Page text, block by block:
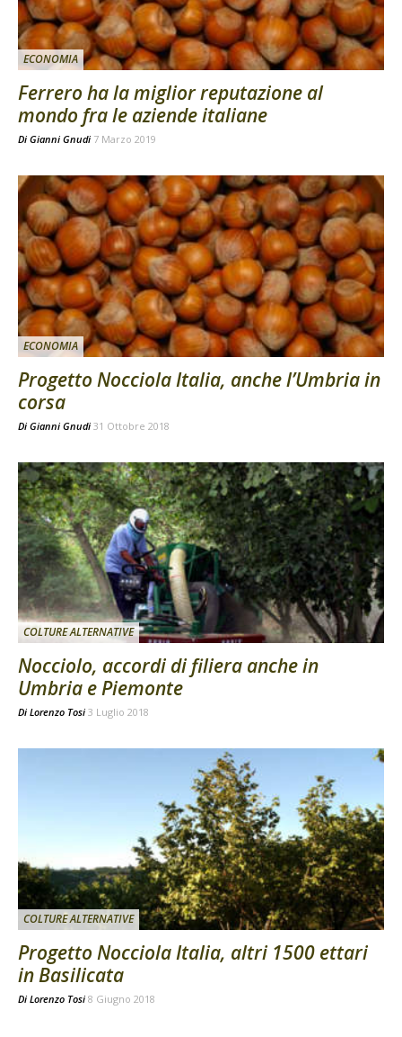
ECONOMIA
Ferrero ha la miglior reputazione al
mondo fra le aziende italiane
Di Gianni Gnudi 7 Marzo 2019
ECONOMIA
Progetto Nocciola Italia, anche l’Umbria in
corsa
Di Gianni Gnudi 31 Ottobre 2018
COLTURE ALTERNATIVE
Nocciolo, accordi di filiera anche in
Umbria e Piemonte
Di Lorenzo Tosi 3 Luglio 2018
COLTURE ALTERNATIVE
Progetto Nocciola Italia, altri 1500 ettari
in Basilicata
Di Lorenzo Tosi 8 Giugno 2018